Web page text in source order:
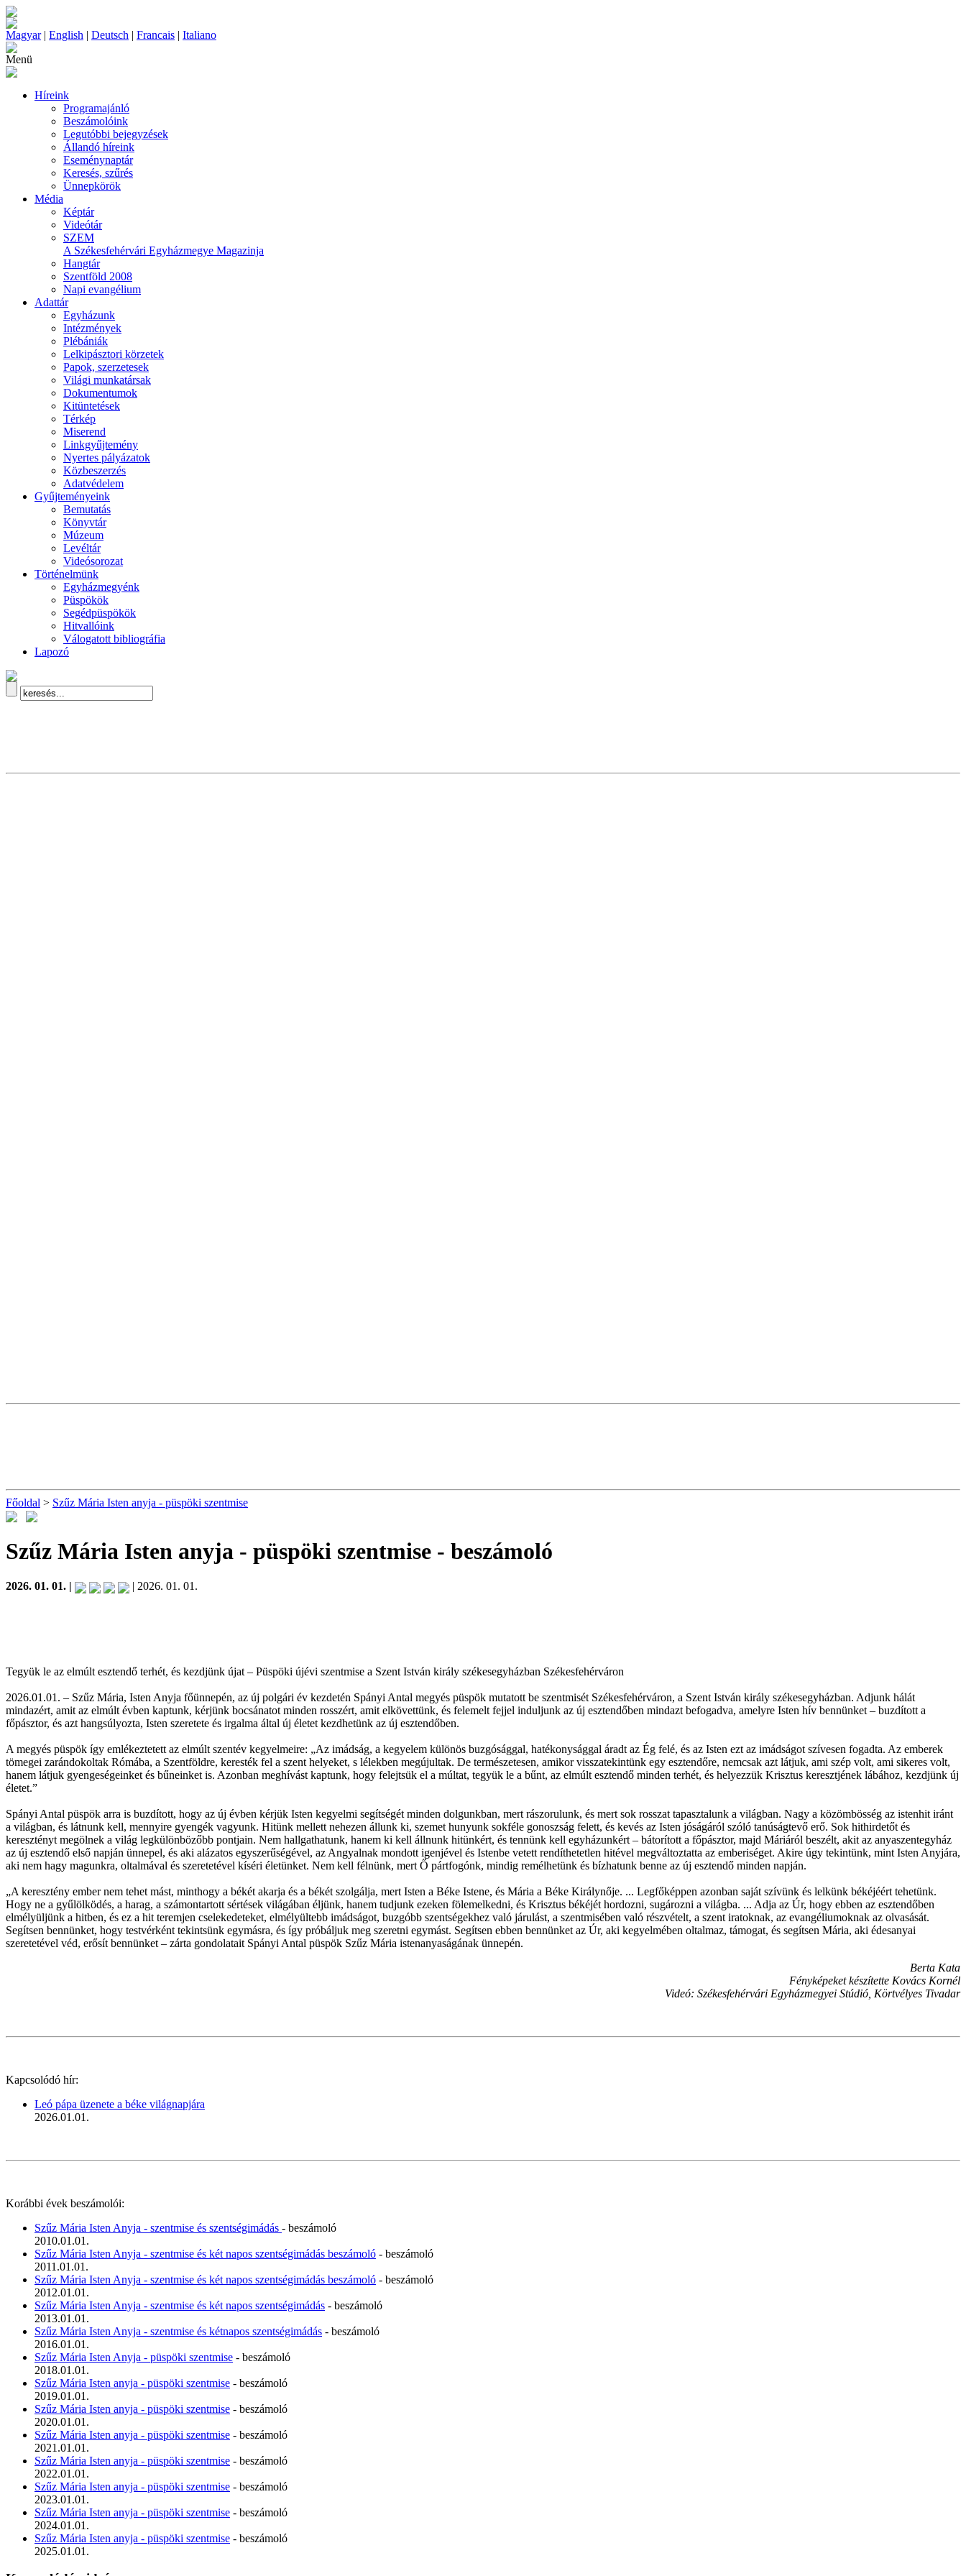
Magyar| English | Deutsch | Francais | Italiano
Menü
Híreink
Programajánló
Beszámolóink
Legutóbbi bejegyzések
Állandó híreink
Eseménynaptár
Keresés, szűrés
Ünnepkörök
Média
Képtár
Videótár
SZEM
A Székesfehérvári Egyházmegye Magazinja
Hangtár
Szentföld 2008
Napi evangélium
Adattár
Egyházunk
Intézmények
Plébániák
Lelkipásztori körzetek
Papok, szerzetesek
Világi munkatársak
Dokumentumok
Kitüntetések
Térkép
Miserend
Linkgyűjtemény
Nyertes pályázatok
Közbeszerzés
Adatvédelem
Gyűjteményeink
Bemutatás
Könyvtár
Múzeum
Levéltár
Videósorozat
Történelmünk
Egyházmegyénk
Püspökök
Segédpüspökök
Hitvallóink
Válogatott bibliográfia
Lapozó
Főoldal > Szűz Mária Isten anyja - püspöki szentmise
Szűz Mária Isten anyja - püspöki szentmise - beszámoló
2026. 01. 01. | | 2026. 01. 01.
Tegyük le az elmúlt esztendő terhét, és kezdjünk újat – Püspöki újévi szentmise a Szent István király székesegyházban Székesfehérváron
2026.01.01. – Szűz Mária, Isten Anyja főünnepén, az új polgári év kezdetén Spányi Antal megyés püspök mutatott be szentmisét Székesfehérváron, a Szent István király székesegyházban. Adjunk hálát
mindazért, amit az elmúlt évben kaptunk, kérjünk bocsánatot minden rosszért, amit elkövettünk, és felemelt fejjel induljunk az új esztendőben mindazt befogadva, amelyre Isten hív bennünket – buzdított a
főpásztor, és azt hangsúlyozta, Isten szeretete és irgalma által új életet kezdhetünk az új esztendőben.
A megyés püspök így emlékeztetett az elmúlt szentév kegyelmeire: „Az imádság, a kegyelem különös buzgósággal, hatékonysággal áradt az Ég felé, és az Isten ezt az imádságot szívesen fogadta. Az emberek
tömegei zarándokoltak Rómába, a Szentföldre, keresték fel a szent helyeket, s lélekben megújultak. De természetesen, amikor visszatekintünk egy esztendőre, nemcsak azt látjuk, ami szép volt, ami sikeres volt,
hanem látjuk gyengeségeinket és bűneinket is. Azonban meghívást kaptunk, hogy felejtsük el a múltat, tegyük le a bűnt, az elmúlt esztendő minden terhét, és helyezzük Krisztus keresztjének lábához, kezdjünk új
életet.”
Spányi Antal püspök arra is buzdított, hogy az új évben kérjük Isten kegyelmi segítségét minden dolgunkban, mert rászorulunk, és mert sok rosszat tapasztalunk a világban. Nagy a közömbösség az istenhit iránt
a világban, és látnunk kell, mennyire gyengék vagyunk. Hitünk mellett nehezen állunk ki, szemet hunyunk sokféle gonoszság felett, és kevés az Isten jóságáról szóló tanúságtevő erő. Sok hithirdetőt és
keresztényt megölnek a világ legkülönbözőbb pontjain. Nem hallgathatunk, hanem ki kell állnunk hitünkért, és tennünk kell egyházunkért – bátorított a főpásztor, majd Máriáról beszélt, akit az anyaszentegyház
az új esztendő első napján ünnepel, és aki alázatos egyszerűségével, az Angyalnak mondott igenjével és Istenbe vetett rendíthetetlen hitével megváltoztatta az emberiséget. Akire úgy tekintünk, mint Isten Anyjára,
aki nem hagy magunkra, oltalmával és szeretetével kíséri életünket. Nem kell félnünk, mert Ő pártfogónk, mindig remélhetünk és bízhatunk benne az új esztendő minden napján.
„A keresztény ember nem tehet mást, minthogy a békét akarja és a békét szolgálja, mert Isten a Béke Istene, és Mária a Béke Királynője. ... Legfőképpen azonban saját szívünk és lelkünk békéjéért tehetünk.
Hogy ne a gyűlölködés, a harag, a számontartott sértések világában éljünk, hanem tudjunk ezeken fölemelkedni, és Krisztus békéjét hordozni, sugározni a világba. ... Adja az Úr, hogy ebben az esztendőben
elmélyüljünk a hitben, és ez a hit teremjen cselekedeteket, elmélyültebb imádságot, buzgóbb szentségekhez való járulást, a szentmisében való részvételt, a szent iratoknak, az evangéliumoknak az olvasását.
Segítsen bennünket, hogy testvérként tekintsünk egymásra, és így próbáljuk meg szeretni egymást. Segítsen ebben bennünket az Úr, aki kegyelmében oltalmaz, támogat, és segítsen Mária, aki édesanyai
szeretetével véd, erősít bennünket – zárta gondolatait Spányi Antal püspök Szűz Mária istenanyaságának ünnepén.
Berta Kata
Fényképeket készítette Kovács Kornél
Videó: Székesfehérvári Egyházmegyei Stúdió, Körtvélyes Tivadar
Kapcsolódó hír:
Leó pápa üzenete a béke világnapjára
2026.01.01.
Korábbi évek beszámolói:
Szűz Mária Isten Anyja - szentmise és szentségimádás - beszámoló
2010.01.01.
Szűz Mária Isten Anyja - szentmise és két napos szentségimádás beszámoló - beszámoló
2011.01.01.
Szűz Mária Isten Anyja - szentmise és két napos szentségimádás beszámoló - beszámoló
2012.01.01.
Szűz Mária Isten Anyja - szentmise és két napos szentségimádás - beszámoló
2013.01.01.
Szűz Mária Isten Anyja - szentmise és kétnapos szentségimádás - beszámoló
2016.01.01.
Szűz Mária Isten Anyja - püspöki szentmise - beszámoló
2018.01.01.
Szűz Mária Isten anyja - püspöki szentmise - beszámoló
2019.01.01.
Szűz Mária Isten anyja - püspöki szentmise - beszámoló
2020.01.01.
Szűz Mária Isten anyja - püspöki szentmise - beszámoló
2021.01.01.
Szűz Mária Isten anyja - püspöki szentmise - beszámoló
2022.01.01.
Szűz Mária Isten anyja - püspöki szentmise - beszámoló
2023.01.01.
Szűz Mária Isten anyja - püspöki szentmise - beszámoló
2024.01.01.
Szűz Mária Isten anyja - püspöki szentmise - beszámoló
2025.01.01.